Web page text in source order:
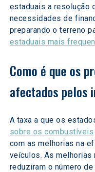
estaduais a resolução
necessidades de
preparando o terreno
estaduais mais
Como é que os
afectados pelos
A taxa a que os
sobre os combustíveis
com as melhorias na
veículos. As melhorias
reduziram o número